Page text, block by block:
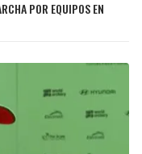
POR EQUIPOS EN